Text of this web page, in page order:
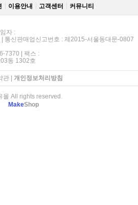
이용안내 고객센터 커뮤니티
자 :
통신판매업신고번호 : 제2015-서울동대문-0807
7370 | 팩스 :
동 1302호
관| 개인정보처리방침
All rights reserved.
MakeShop